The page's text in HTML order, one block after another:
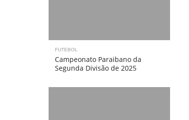
FUTEBOL
Campeonato Paraibano da
Segunda Divisão de 2025